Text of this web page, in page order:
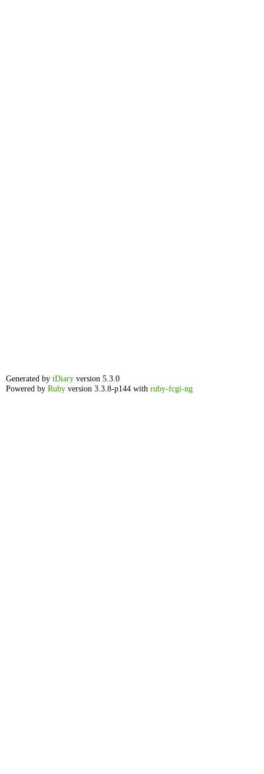
Generated by tDiary version 5.3.0
Powered by Ruby version 3.3.8-p144 with ruby-fcgi-ng